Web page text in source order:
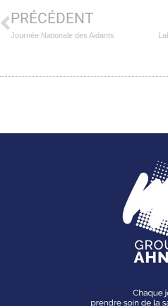
PRÉCÉDENT
Journée Nationale des Aidants